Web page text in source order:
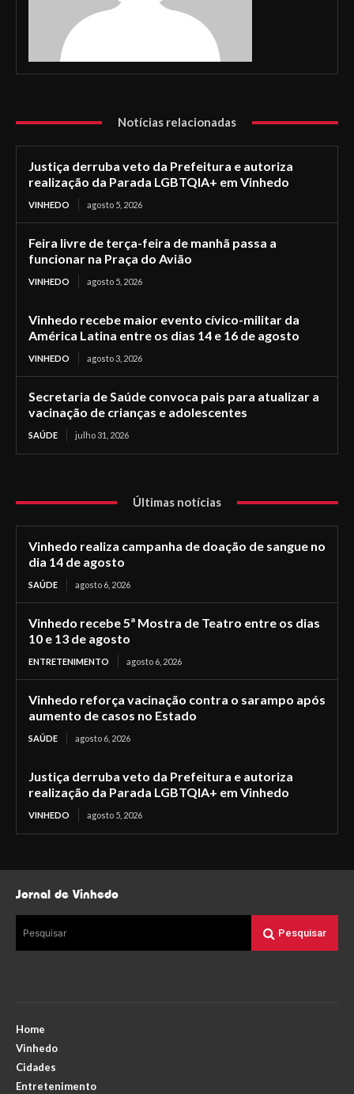
Notícias relacionadas
Justiça derruba veto da Prefeitura e autoriza
realização da Parada LGBTQIA+ em Vinhedo
VINHEDO agosto 5, 2026
Feira livre de terça-feira de manhã passa a
funcionar na Praça do Avião
VINHEDO agosto 5, 2026
Vinhedo recebe maior evento cívico-militar da
América Latina entre os dias 14 e 16 de agosto
VINHEDO agosto 3, 2026
Secretaria de Saúde convoca pais para atualizar a
vacinação de crianças e adolescentes
SAÚDE julho 31, 2026
Últimas notícias
Vinhedo realiza campanha de doação de sangue no
dia 14 de agosto
SAÚDE agosto 6, 2026
Vinhedo recebe 5ª Mostra de Teatro entre os dias
10 e 13 de agosto
ENTRETENIMENTO agosto 6, 2026
Vinhedo reforça vacinação contra o sarampo após
aumento de casos no Estado
SAÚDE agosto 6, 2026
Justiça derruba veto da Prefeitura e autoriza
realização da Parada LGBTQIA+ em Vinhedo
VINHEDO agosto 5, 2026
Jornal de Vinhedo
Pesquisar Pesquisar
Home
Vinhedo
Cidades
Entretenimento